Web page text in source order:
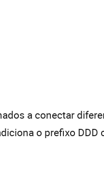
a conectar
o prefixo